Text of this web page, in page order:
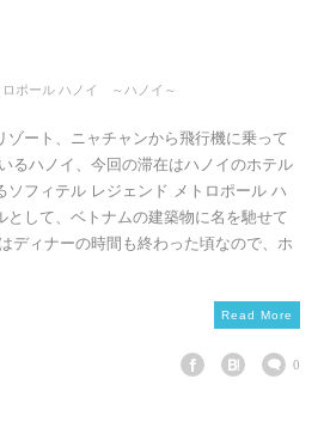
ロポール ハノイ ～ハノイ～
ゾート、ニャチャンから飛行機に乗って
るハノイ、今回の滞在はハノイのホテル
ソフィテル レジェンド メトロポール ハ
として、ベトナムの建築物に名を馳せて
ディナーの時間も終わった頃なので、ホ
Read More
0